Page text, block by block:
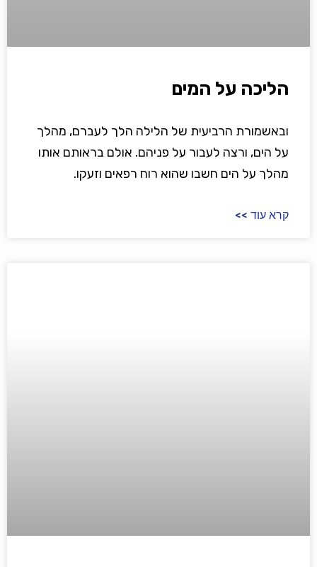
הליכה על המים
ובאשמורת הרביעית של הלילה הלך לעברם, מהלך
על הים, ורצה לעבור על פניהם. אולם בראותם אותו
מהלך על הים חשבו שהוא רוח רפאים וזעקו.
קרא עוד >>